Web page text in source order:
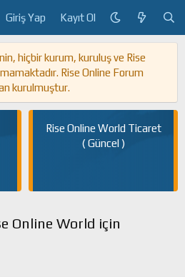
Giriş Yap Kayıt Ol
hiçbir kurum, kuruluş ve Rise
Rise Online Forum
kurulmuştur.
Rise Online World Ticaret
( Güncel )
Online World için